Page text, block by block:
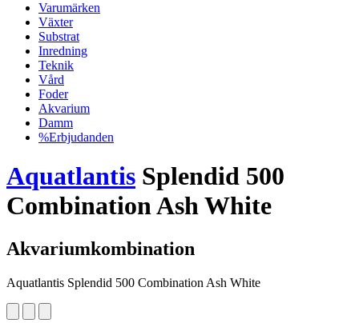
Varumärken
Växter
Substrat
Inredning
Teknik
Vård
Foder
Akvarium
Damm
%Erbjudanden
Aquatlantis Splendid 500
Combination Ash White
Akvariumkombination
Aquatlantis Splendid 500 Combination Ash White